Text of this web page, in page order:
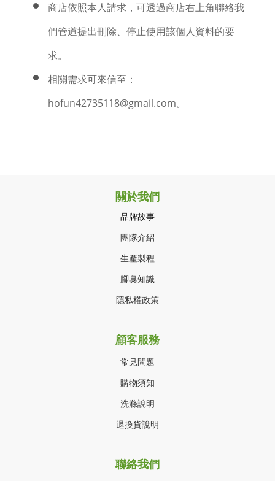
商店依照本人請求，可透過商店右上角聯絡我
們管道提出刪除、停止使用該個人資料的要
求。
相關需求可來信至：
hofun42735118@gmail.com。
關於我們
品牌故事
團隊介紹
生產製程
腳臭知識
隱私權政策
顧客服務
常見問題
購物須知
洗滌說明
退換貨說明
聯絡我們